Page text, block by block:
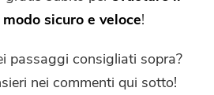
sicuro e veloce!
passaggi consigliati sopra?
nei commenti qui sotto!